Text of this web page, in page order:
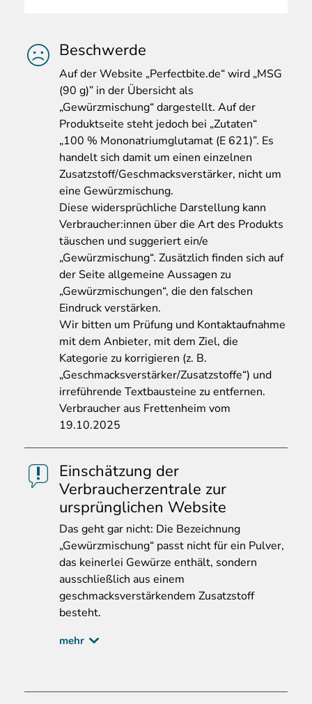
Beschwerde
Aufder Website „Perfectbite.de“ wird „MSG
(90 g)” in der Übersicht als
„Gewürzmischung“ dargestellt. Auf der
Produktseite steht jedoch bei „Zutaten“
„100 % Mononatriumglutamat (E 621)”. Es
handelt sich damit um einen einzelnen
Zusatzstoff/Geschmacksverstärker, nicht um
eine Gewürzmischung.
Diese widersprüchliche Darstellung kann
Verbraucher:innen über die Art des Produkts
täuschen und suggeriert ein/e
„Gewürzmischung“. Zusätzlich finden sich auf
der Seite allgemeine Aussagen zu
„Gewürzmischungen“, die den falschen
Eindruck verstärken.
Wir bitten um Prüfung und Kontaktaufnahme
mit dem Anbieter, mit dem Ziel, die
Kategorie zu korrigieren (z. B.
„Geschmacksverstärker/Zusatzstoffe“) und
irreführende Textbausteine zu entfernen.
Verbraucher aus Frettenheim vom
19.10.2025
Einschätzung der
Verbraucherzentrale zur
ursprünglichen Website
Das geht gar nicht: Die Bezeichnung
„Gewürzmischung“ passt nicht für ein Pulver,
das keinerlei Gewürze enthält, sondern
ausschließlich aus einem
geschmacksverstärkendem Zusatzstoff
besteht.
mehr